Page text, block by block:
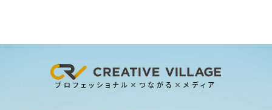
プロフェッショナル×つながる×メディア